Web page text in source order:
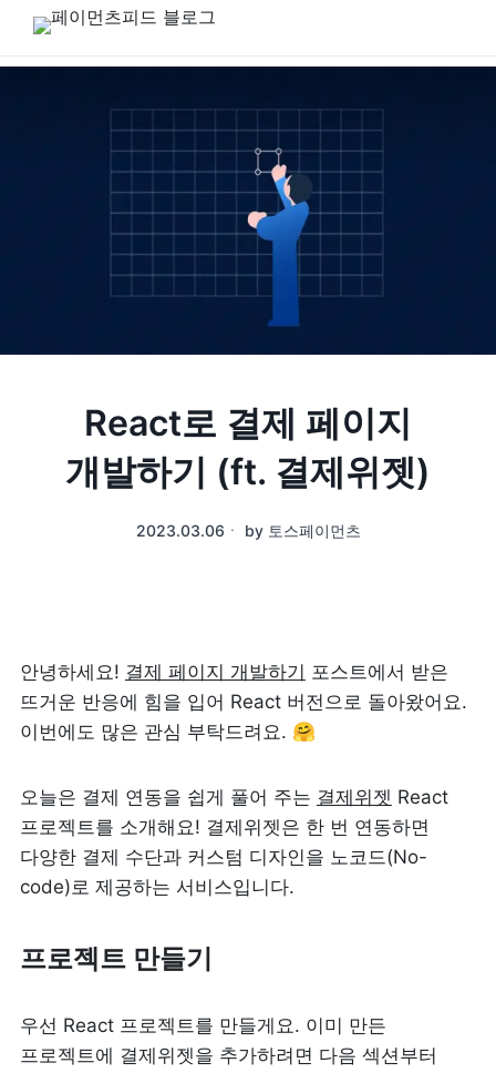
React로 결제 페이지
개발하기 (ft. 결제위젯)
2023.03.06 ㆍ by 토스페이먼츠
안녕하세요! 결제 페이지 개발하기 포스트에서 받은
뜨거운 반응에 힘을 입어 React 버전으로 돌아왔어요.
이번에도 많은 관심 부탁드려요. 🤗
오늘은 결제 연동을 쉽게 풀어 주는 결제위젯 React
프로젝트를 소개해요! 결제위젯은 한 번 연동하면
다양한 결제 수단과 커스텀 디자인을 노코드(No-
code)로 제공하는 서비스입니다.
프로젝트 만들기
우선 React 프로젝트를 만들게요. 이미 만든
프로젝트에 결제위젯을 추가하려면 다음 섹션부터